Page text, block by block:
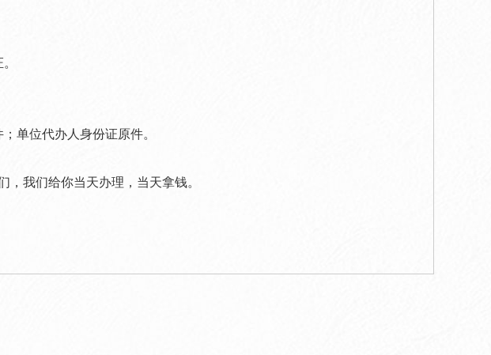
单位代办人身份证原件。
，我们给你当天办理，当天拿钱。